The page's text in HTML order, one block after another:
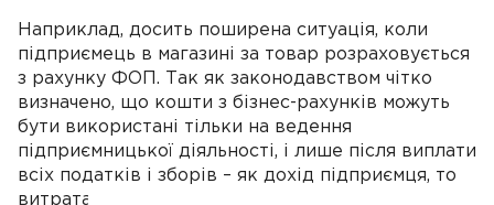
Наприклад, досить поширена ситуація, коли
підприємець в магазині за товар розраховується
з рахунку ФОП. Так як законодавством чітко
визначено, що кошти з бізнес-рахунків можуть
бути використані тільки на ведення
підприємницької діяльності, і лише після виплати
всіх податків і зборів – як дохід підприємця, то
витрата їх на товар, що ніяким чином не